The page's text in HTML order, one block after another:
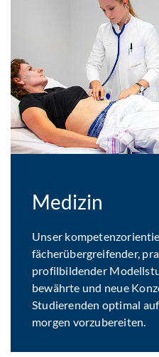
Medizin
Unser
fächerübergreifender,
profilbildender
bewährte und neue
Studierenden optimal
morgen vorzubereiten.